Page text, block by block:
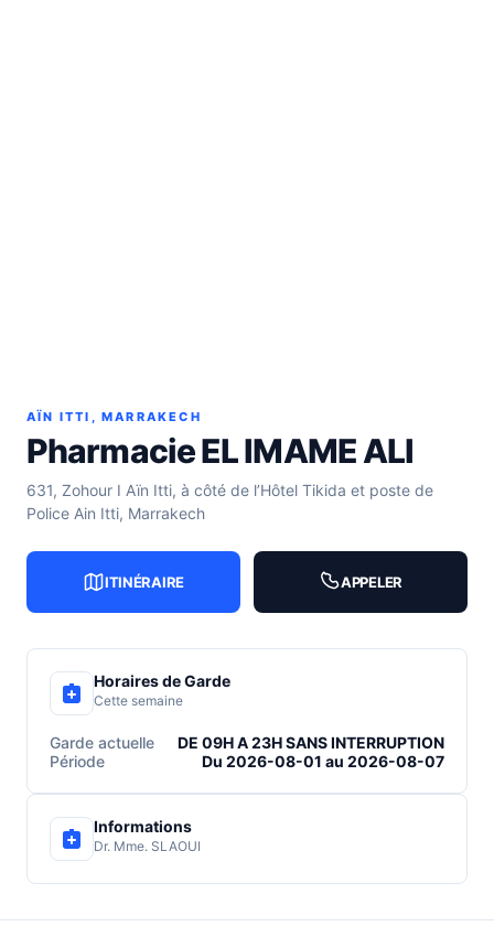
AÏN ITTI, MARRAKECH
Pharmacie EL IMAME ALI
631, Zohour I Aïn Itti, à côté de l’Hôtel Tikida et poste de
Police Ain Itti, Marrakech
ITINÉRAIRE APPELER
Horaires de Garde
Cette semaine
Garde actuelle
DE 09H A 23H SANS INTERRUPTION
Période
Du 2026-08-01 au 2026-08-07
Informations
Dr. Mme. SLAOUI